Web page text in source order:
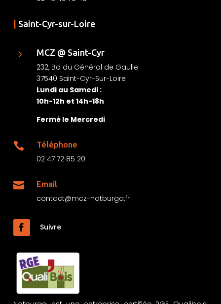
| Saint-Cyr-sur-Loire
5
MCZ @ Saint-Cyr
232, Bd du Général de Gaulle
37540 Saint-Cyr-Sur-Loire
Lundi au Samedi :
10h-12h et 14h-18h
Fermé le Mercredi
 Téléphone
02 47 72 85 20
 Email
contact@mcz-notburga.fr
Suivre